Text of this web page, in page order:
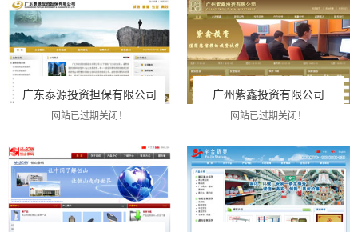
广东泰源投资担保有限公司
网站已过期关闭！
广州紫鑫投资有限公司
网站已过期关闭！